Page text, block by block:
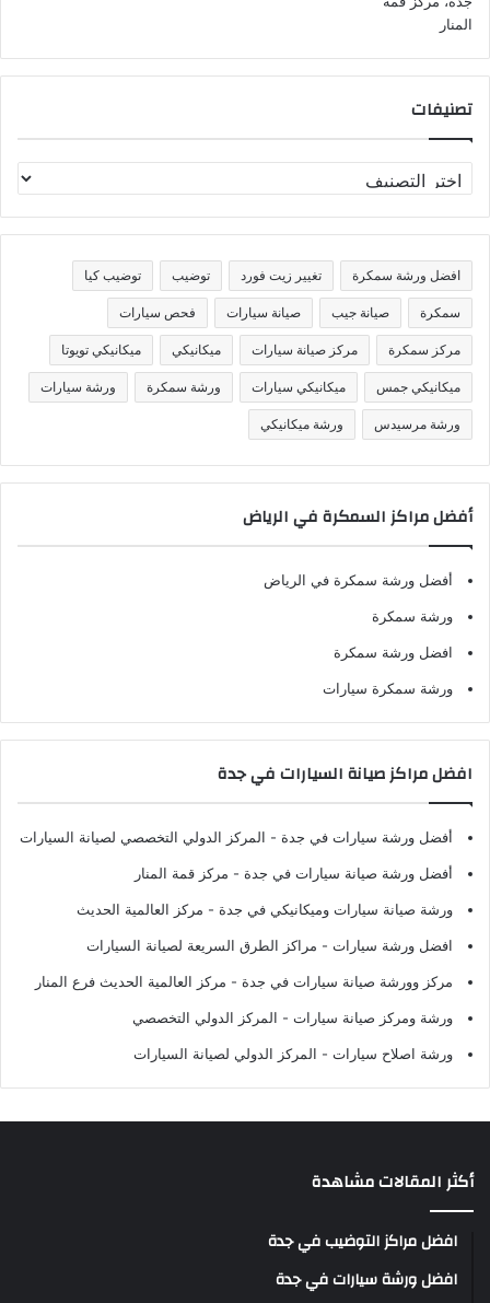
تصنيفات
ص
ن
ف
ا
افضل ورشة سمكرة تغيير زيت فورد توضيب توضيب كيا
سمكرة صيانة جيب صيانة سيارات فحص سيارات
مركز سمكرة مركز صيانة سيارات ميكانيكي ميكانيكي تويوتا
ميكانيكي جمس ميكانيكي سيارات ورشة سمكرة ورشة سيارات
ورشة مرسيدس ورشة ميكانيكي
أفضل مراكز السمكرة في الرياض
أفضل ورشة سمكرة في الرياض
ورشة سمكرة
افضل ورشة سمكرة
ورشة سمكرة سيارات
افضل مراكز صيانة السيارات في جدة
أفضل ورشة سيارات في جدة - المركز الدولي التخصصي لصيانة السيارات
أفضل ورشة صيانة سيارات في جدة - مركز قمة المنار
ورشة صيانة سيارات وميكانيكي في جدة - مركز العالمية الحديث
افضل ورشة سيارات - مراكز الطرق السريعة لصيانة السيارات
مركز وورشة صيانة سيارات في جدة - مركز العالمية الحديث فرع المنار
ورشة ومركز صيانة سيارات - المركز الدولي التخصصي
ورشة اصلاح سيارات - المركز الدولي لصيانة السيارات
أكثر المقالات مشاهدة
افضل مراكز التوضيب في جدة
افضل ورشة سيارات في جدة